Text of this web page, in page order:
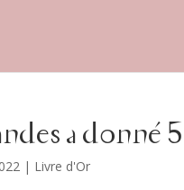
a donné
| Livre d'Or